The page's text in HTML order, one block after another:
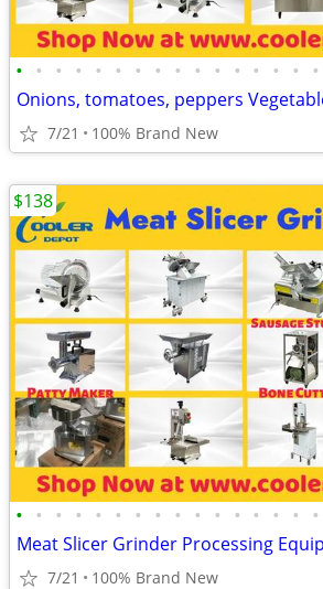
• • • • • • • • • • • • • • • •
7/21 100% Brand New
• • • • • • • • • • • • • • • •
7/21 100% Brand New
$138